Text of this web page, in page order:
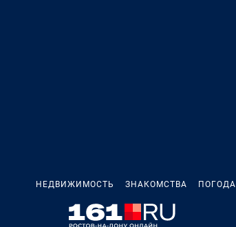
НЕДВИЖИМОСТЬ ЗНАКОМСТВА ПОГОДА